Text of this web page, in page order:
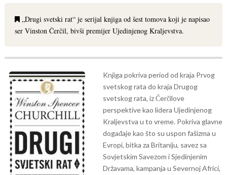
„Drugi svetski rat“ je serijal knjiga od šest tomova koji je napisao
ser Vinston Čerčil, bivši premijer Ujedinjenog Kraljevstva.
Knjiga pokriva period od kraja Prvog
svetskog rata do kraja Drugog
svetskog rata, iz Čerčilove
perspektive kao lidera Ujedinjenog
Kraljevstva u to vreme. Pokriva glavne
događaje kao što su uspon fašizma u
Evropi, bitka za Britaniju, savez sa
Sovjetskim Savezom i Sjedinjenim
Državama, kampanja u Severnoj Africi,